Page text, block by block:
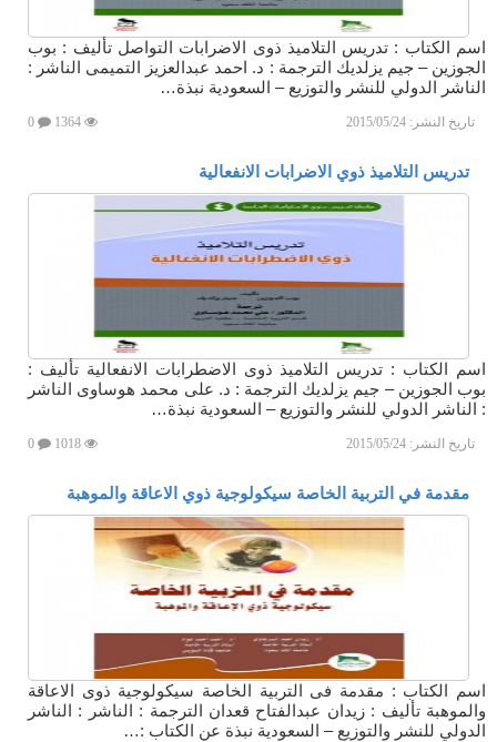
اسم الكتاب : تدريس التلاميذ ذوى الاضرابات التواصل تأليف : بوب
الجوزين – جيم يزلديك الترجمة : د. احمد عبدالعزيز التميمى الناشر :
الناشر الدولي للنشر والتوزيع – السعودية نبذة…
تاريخ النشر: 2015/05/24
تدريس التلاميذ ذوي الاضرابات الانفعالية
اسم الكتاب : تدريس التلاميذ ذوى الاضطرابات الانفعالية تأليف :
بوب الجوزين – جيم يزلديك الترجمة : د. على محمد هوساوى الناشر
: الناشر الدولي للنشر والتوزيع – السعودية نبذة…
تاريخ النشر: 2015/05/24
مقدمة في التربية الخاصة سيكولوجية ذوي الاعاقة والموهبة
اسم الكتاب : مقدمة فى التربية الخاصة سيكولوجية ذوى الاعاقة
والموهبة تأليف : زيدان عبدالفتاح قعدان الترجمة : الناشر : الناشر
الدولي للنشر والتوزيع – السعودية نبذة عن الكتاب :…